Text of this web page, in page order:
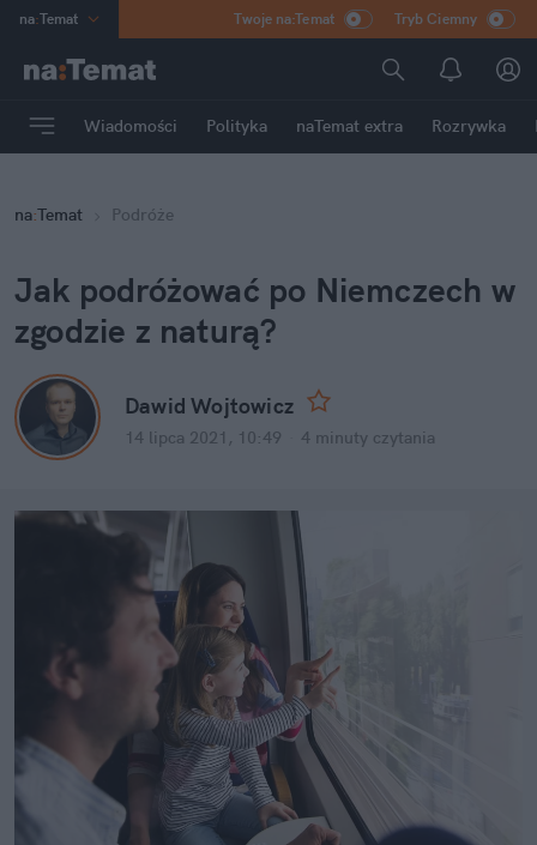
na:Temat
Poland
mama
Rozrywka
Twoje na:Temat Tryb Ciemny
Wiadomości Polityka naTemat extra Rozrywka
na:Temat Podróże
Jak podróżować po Niemczech w
zgodzie z naturą?
Dawid Wojtowicz
14 lipca 2021, 10:49 4 minuty czytania